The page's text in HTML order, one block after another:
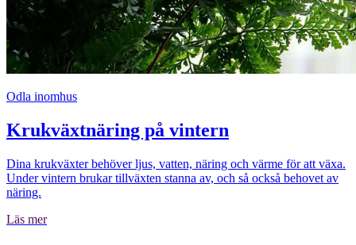
Odla inomhus
Krukväxtnäring på vintern
Dina krukväxter behöver ljus, vatten, näring och värme för att växa.
Under vintern brukar tillväxten stanna av, och så också behovet av
näring.
Läs mer